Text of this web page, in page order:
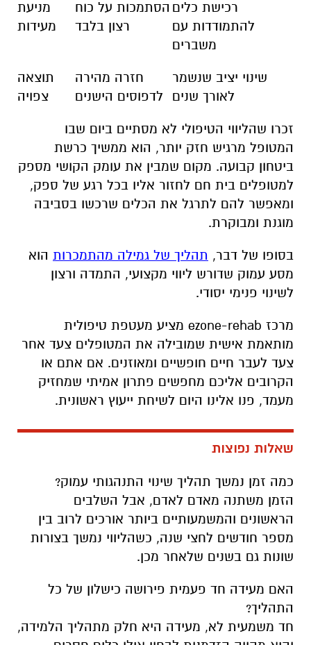
רכישת כלים
להתמודדות עם
משברים
הסתמכות על כוח
רצון בלבד
מניעת
מעידות
שינוי יציב שנשמר
לאורך שנים
חזרה מהירה
לדפוסים הישנים
תוצאה
צפויה
זכרו שהליווי הטיפולי לא מסתיים ביום שבו
המטופל מרגיש חזק יותר, הוא ממשיך כרשת
ביטחון קבועה. מקום שמבין את עומק הקושי מספק
למטופלים בית חם לחזור אליו בכל רגע של ספק,
ומאפשר להם לתרגל את הכלים שרכשו בסביבה
מוגנת ומבוקרת.
בסופו של דבר, תהליך של גמילה מהתמכרות הוא
מסע עמוק שדורש ליווי מקצועי, התמדה ורצון
לשינוי פנימי יסודי.
מרכז ezone-rehab מציע מעטפת טיפולית
מותאמת אישית שמובילה את המטופלים צעד אחר
צעד לעבר חיים חופשיים ומאוזנים. אם אתם או
הקרובים אליכם מחפשים פתרון אמיתי שמחזיק
מעמד, פנו אלינו היום לשיחת ייעוץ ראשונית.
שאלות נפוצות
כמה זמן נמשך תהליך שינוי התנהגותי עמוק?
הזמן משתנה מאדם לאדם, אבל השלבים
הראשונים והמשמעותיים ביותר אורכים לרוב בין
מספר חודשים לחצי שנה, כשהליווי נמשך בצורות
שונות גם בשנים שלאחר מכן.
האם מעידה חד פעמית פירושה כישלון של כל
התהליך?
חד משמעית לא, מעידה היא חלק מתהליך הלמידה,